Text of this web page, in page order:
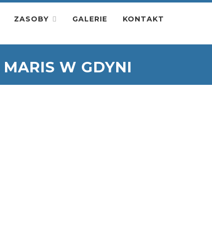
ZASOBY GALERIE KONTAKT
W GDYNI